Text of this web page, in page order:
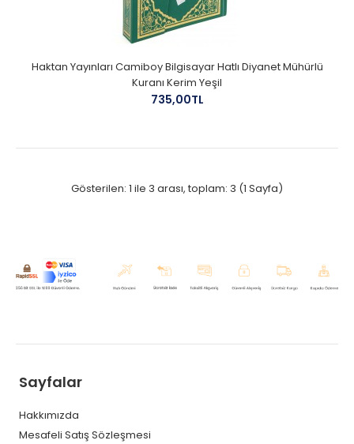
Haktan Yayınları Camiboy Bilgisayar Hatlı Diyanet Mühürlü
Kuranı Kerim Yeşil
735,00TL
Gösterilen: 1 ile 3 arası, toplam: 3 (1 Sayfa)
Sayfalar
Hakkımızda
Mesafeli Satış Sözleşmesi